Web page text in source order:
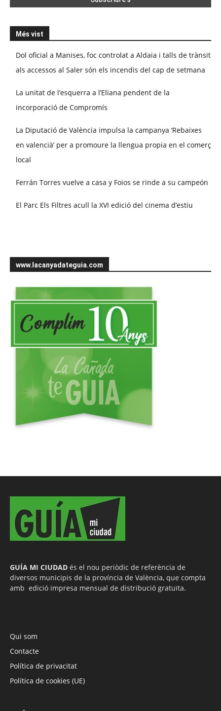
Més vist
Dol oficial a Manises, foc controlat a Aldaia i talls de trànsit
als accessos al Saler són els incendis del cap de setmana
La unitat de l’esquerra a l’Eliana pendent de la
incorporació de Compromís
La Diputació de València impulsa la campanya ‘Rebaixes
en valencià’ per a promoure la llengua propia en el comerç
local
Ferrán Torres vuelve a casa y Foios se rinde a su campeón
El Parc Els Filtres acull la XVI edició del cinema d’estiu
www.lacanyadateguia.com
GUÍA MI CIUDAD és el nou periòdic de referència de
diversos municipis de la província de València, que compta
amb edició impresa mensual de distribució gratuïta.
Qui som
Contacte
Política de privacitat
Política de cookies (UE)